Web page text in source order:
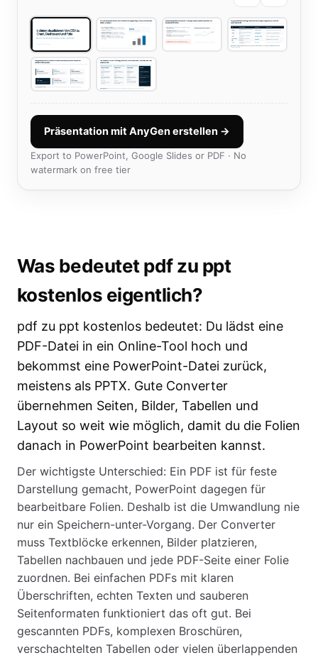
Präsentation mit AnyGen erstellen →
Export to PowerPoint, Google Slides or PDF · No
watermark on free tier
Was bedeutet pdf zu ppt
kostenlos eigentlich?
pdf zu ppt kostenlos bedeutet: Du lädst eine
PDF-Datei in ein Online-Tool hoch und
bekommst eine PowerPoint-Datei zurück,
meistens als PPTX. Gute Converter
übernehmen Seiten, Bilder, Tabellen und
Layout so weit wie möglich, damit du die Folien
danach in PowerPoint bearbeiten kannst.
Der wichtigste Unterschied: Ein PDF ist für feste
Darstellung gemacht, PowerPoint dagegen für
bearbeitbare Folien. Deshalb ist die Umwandlung nie
nur ein Speichern-unter-Vorgang. Der Converter
muss Textblöcke erkennen, Bilder platzieren,
Tabellen nachbauen und jede PDF-Seite einer Folie
zuordnen. Bei einfachen PDFs mit klaren
Überschriften, echten Texten und sauberen
Seitenformaten funktioniert das oft gut. Bei
gescannten PDFs, komplexen Broschüren,
verschachtelten Tabellen oder vielen überlappenden